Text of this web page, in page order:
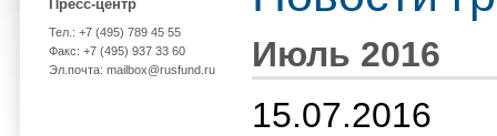
Пресс-центр
Тел.: +7 (495) 789 45 55
Факс: +7 (495) 937 33 60
Эл.почта: mailbox@rusfund.ru
Июль 2016
15.07.2016